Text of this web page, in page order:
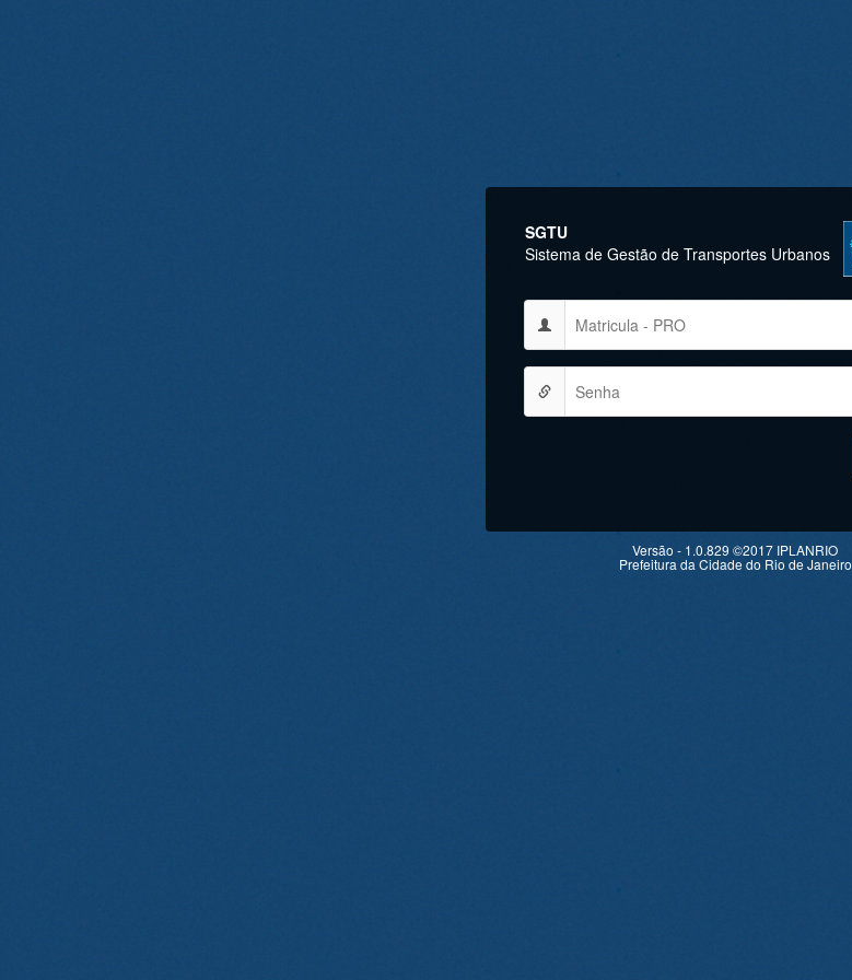
SGTU
Sistema de Gestão de Transportes Urbanos
Versão - 1.0.829 ©2017 IPLANRIO
Prefeitura da Cidade do Rio de Janeiro